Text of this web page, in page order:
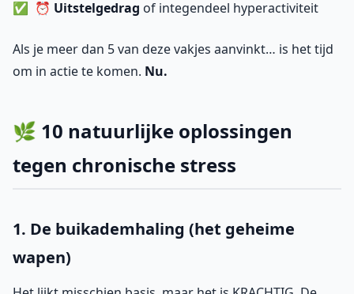
⏰ Uitstelgedrag of integendeel hyperactiviteit
Als je meer dan 5 van deze vakjes aanvinkt… is het tijd
om in actie te komen. Nu.
🌿 10 natuurlijke oplossingen
tegen chronische stress
1. De buikademhaling (het geheime
wapen)